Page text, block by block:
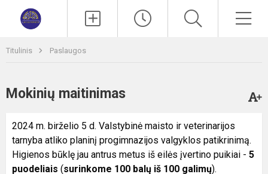
Titulinis Paslaugos
Mokinių maitinimas
2024 m. birželio 5 d. Valstybinė maisto ir veterinarijos
tarnyba atliko planinį progimnazijos valgyklos patikrinimą.
Higienos būklę jau antrus metus iš eilės įvertino puikiai - 5
puodeliais (surinkome 100 balų iš 100 galimų).